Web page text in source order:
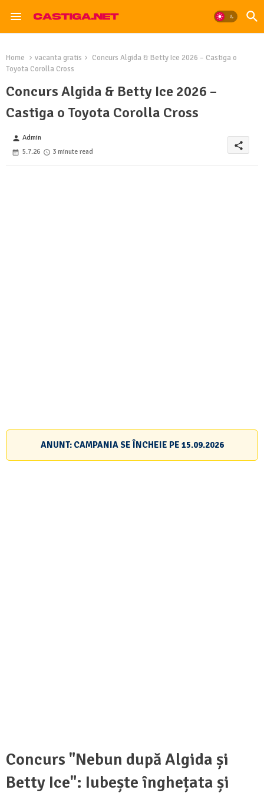
Home vacanta gratis
Concurs Algida & Betty Ice 2026 – Castiga o
Toyota Corolla Cross
Concurs Algida & Betty Ice 2026 –
Castiga o Toyota Corolla Cross
person Admin
5.7.26
3 minute read
share
ANUNT: CAMPANIA SE ÎNCHEIE PE 15.09.2026
Concurs "Nebun după Algida și
Betty Ice": Iubește înghețata și